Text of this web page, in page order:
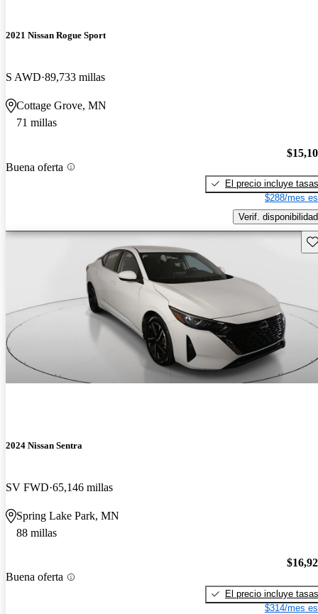
2021 Nissan Rogue Sport
S AWD 89,733 millas
Cottage Grove, MN
71 millas
Buena oferta
El precio incluye tasas
$288/mes
Verif. disponibilidad
2024 Nissan Sentra
SV FWD 65,146 millas
Spring Lake Park, MN
88 millas
Buena oferta
El precio incluye tasas
$314/mes